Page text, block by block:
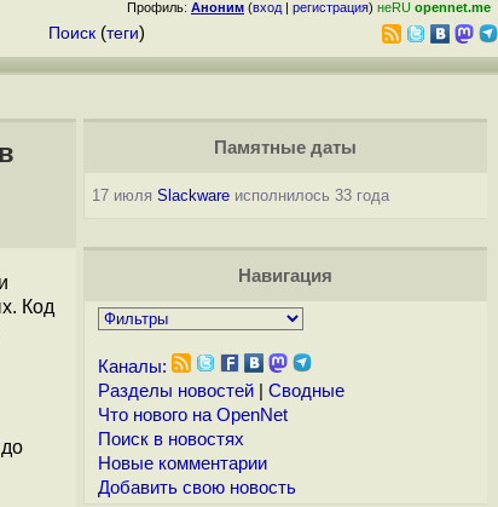
Профиль: Аноним (вход | регистрация) неRU opennet.me
Поиск (теги)
Код
Памятные даты
17 июля Slackwareисполнилось 33 года
Навигация
Каналы:
Разделы новостей| Сводные
Что нового на OpenNet
Поиск в новостях
Новые комментарии
Добавить свою новость